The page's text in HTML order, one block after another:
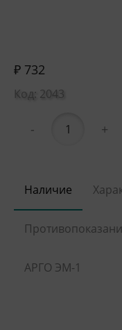
₽ 732
Код: 2043
- +
Наличие
АРГО ЭМ-1